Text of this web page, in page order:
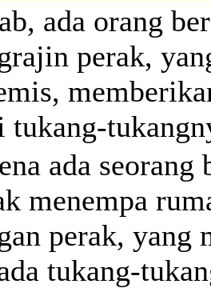
ada orang
perak,
tukang-
ada
menempa
perak, yang
tukang-